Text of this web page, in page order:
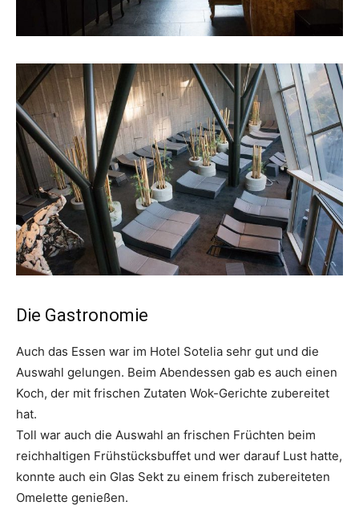
Die Gastronomie
Auch das Essen war im Hotel Sotelia sehr gut und die
Auswahl gelungen. Beim Abendessen gab es auch einen
Koch, der mit frischen Zutaten Wok-Gerichte zubereitet
hat.
Toll war auch die Auswahl an frischen Früchten beim
reichhaltigen Frühstücksbuffet und wer darauf Lust hatte,
konnte auch ein Glas Sekt zu einem frisch zubereiteten
Omelette genießen.